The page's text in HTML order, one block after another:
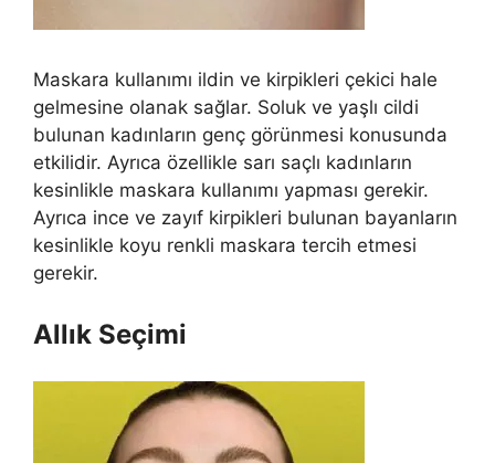
Maskara kullanımı ildin ve kirpikleri çekici hale
gelmesine olanak sağlar. Soluk ve yaşlı cildi
bulunan kadınların genç görünmesi konusunda
etkilidir. Ayrıca özellikle sarı saçlı kadınların
kesinlikle maskara kullanımı yapması gerekir.
Ayrıca ince ve zayıf kirpikleri bulunan bayanların
kesinlikle koyu renkli maskara tercih etmesi
gerekir.
Allık Seçimi